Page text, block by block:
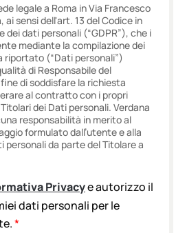
legale a Roma in Via Francesco
ai sensi dell'art. 13 del Codice in
dei dati personali (“GDPR”), che i
mediante la compilazione dei
riportato (“Dati personali”)
di Responsabile del
di soddisfare la richiesta
al contratto con i propri
dei Dati personali. Verdana
responsabilità in merito al
formulato dall’utente e alla
personali da parte del Titolare a
Privacye autorizzo il
dati personali per le
*